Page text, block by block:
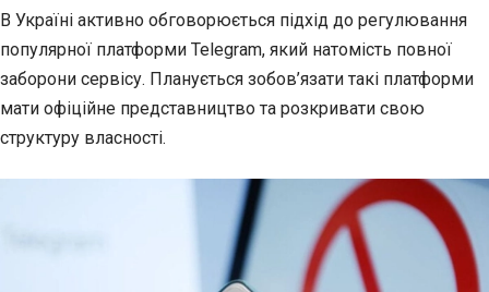
В Україні активно обговорюється підхід до регулювання
популярної платформи Telegram, який натомість повної
заборони сервісу. Планується зобов’язати такі платформи
мати офіційне представництво та розкривати свою
структуру власності.